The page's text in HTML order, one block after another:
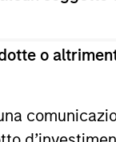
o
a
versione del
relazione
titolo gratuito